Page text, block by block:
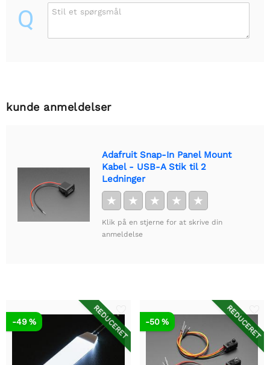
Q Stil et spørgsmål
kunde anmeldelser
Adafruit Snap-In Panel Mount
Kabel - USB-A Stik til 2
Ledninger
★ ★ ★ ★ ★
Klik på en stjerne for at skrive din
anmeldelse
REDUCERET
-49 % REDUCERET
-50 %